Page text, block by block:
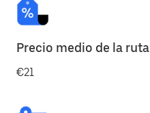
Precio medio de la ruta
€21